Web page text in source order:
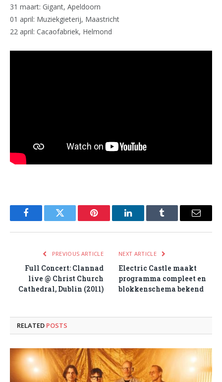
31 maart: Gigant, Apeldoorn
01 april: Muziekgieterij, Maastricht
22 april: Cacaofabriek, Helmond
FacebookTwitter Pinterest LinkedInTumblr Email
PREVIOUS ARTICLE
Full Concert: Clannad
live @ Christ Church
Cathedral, Dublin (2011)
NEXT ARTICLE
Electric Castle maakt
programma compleet en
blokkenschema bekend
RELATED POSTS